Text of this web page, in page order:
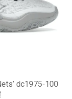
dc1975-100